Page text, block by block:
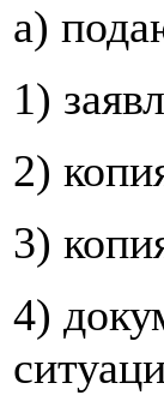
а)
1)
2)
3)
4)